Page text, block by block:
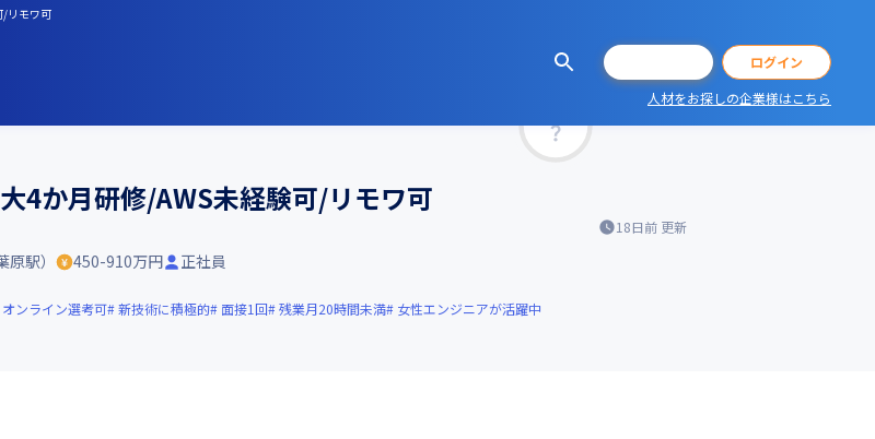
/リモワ可
ログイン
人材をお探しの企業様はこちら
4か月研修/AWS未経験可/リモワ可
18日前 更新
駅） 450-910万円 正社員
オンライン選考可 新技術に積極的 面接1回 残業月20時間未満 女性エンジニアが活躍中